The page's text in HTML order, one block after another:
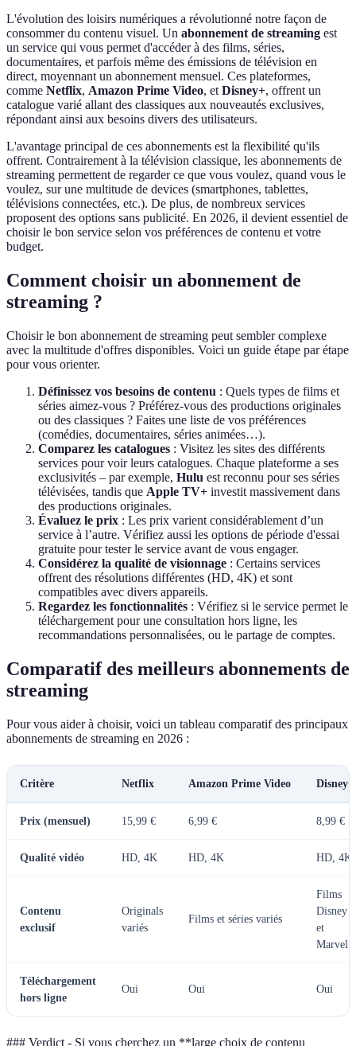
L'évolution des loisirs numériques a révolutionné notre façon de
consommer du contenu visuel. Un abonnement de streaming est
un service qui vous permet d'accéder à des films, séries,
documentaires, et parfois même des émissions de télévision en
direct, moyennant un abonnement mensuel. Ces plateformes,
comme Netflix, Amazon Prime Video, etDisney+, offrent un
catalogue varié allant des classiques aux nouveautés exclusives,
répondant ainsi aux besoins divers des utilisateurs.
L'avantage principal de ces abonnements est la flexibilité qu'ils
offrent. Contrairement à la télévision classique, les abonnements de
streaming permettent de regarder ce que vous voulez, quand vous le
voulez, sur une multitude de devices (smartphones, tablettes,
télévisions connectées, etc.). De plus, de nombreux services
proposent des options sans publicité. En 2026, il devient essentiel de
choisir le bon service selon vos préférences de contenu et votre
budget.
Comment choisir un abonnement de
streaming ?
Choisir le bon abonnement de streaming peut sembler complexe
avec la multitude d'offres disponibles. Voici un guide étape par étape
pour vous orienter.
Définissez vos besoins de contenu : Quels types de films et
séries aimez-vous ? Préférez-vous des productions originales
ou des classiques ? Faites une liste de vos préférences
(comédies, documentaires, séries animées…).
Comparez les catalogues : Visitez les sites des différents
services pour voir leurs catalogues. Chaque plateforme a ses
exclusivités – par exemple, Hulu est reconnu pour ses séries
télévisées, tandis que Apple TV+ investit massivement dans
des productions originales.
Évaluez le prix : Les prix varient considérablement d’un
service à l’autre. Vérifiez aussi les options de période d'essai
gratuite pour tester le service avant de vous engager.
Considérez la qualité de visionnage : Certains services
offrent des résolutions différentes (HD, 4K) et sont
compatibles avec divers appareils.
Regardez les fonctionnalités : Vérifiez si le service permet le
téléchargement pour une consultation hors ligne, les
recommandations personnalisées, ou le partage de comptes.
Comparatif des meilleurs abonnements de
streaming
Pour vous aider à choisir, voici un tableau comparatif des principaux
abonnements de streaming en 2026 :
Critère Netflix Amazon Prime Video Disney+
Prix (mensuel) 15,99 € 6,99 € 8,99 €
Qualité vidéo HD, 4K HD, 4K HD, 4K
Contenu
exclusif
Originals
variés
Films et séries variés
Films
Disney
et
Marvel
Téléchargement
hors ligne
Oui Oui Oui
### Verdict - Si vous cherchez un **large choix de contenu